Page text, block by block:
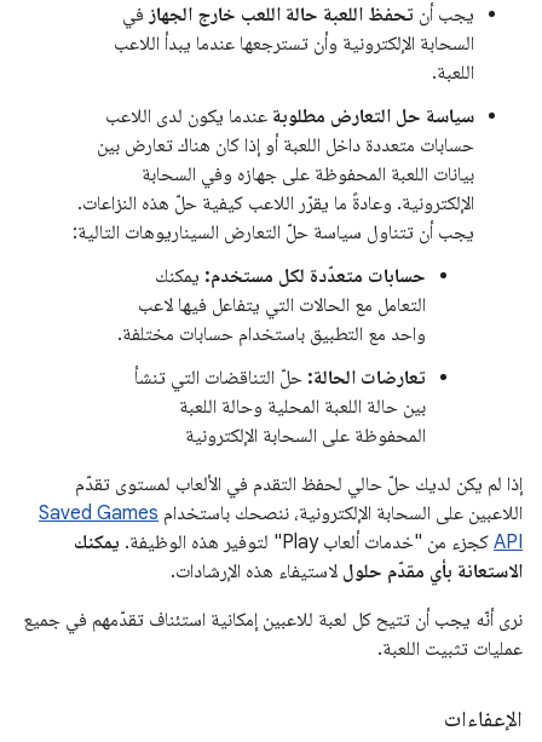
يجب أن تحفظ اللعبة حالة اللعب خارج الجهاز في
السحابة الإلكترونية وأن تسترجعها عندما يبدأ اللاعب
اللعبة.
سياسة حل التعارض مطلوبة عندما يكون لدى اللاعب
حسابات متعددة داخل اللعبة أو إذا كان هناك تعارض بين
بيانات اللعبة المحفوظة على جهازه وفي السحابة
الإلكترونية. وعادةً ما يقرّر اللاعب كيفية حلّ هذه النزاعات.
يجب أن تتناول سياسة حلّ التعارض السيناريوهات التالية:
حسابات متعدّدة لكل مستخدم: يمكنك
التعامل مع الحالات التي يتفاعل فيها لاعب
واحد مع التطبيق باستخدام حسابات مختلفة.
تعارضات الحالة: حلّ التناقضات التي تنشأ
بين حالة اللعبة المحلية وحالة اللعبة
المحفوظة على السحابة الإلكترونية
إذا لم يكن لديك حلّ حالي لحفظ التقدم في الألعاب لمستوى تقدّم
اللاعبين على السحابة الإلكترونية، ننصحك باستخدام Saved Games
API كجزء من "خدمات ألعاب Play" لتوفير هذه الوظيفة.
يمكنك
الاستعانة بأي مقدّم حلول لاستيفاء هذه الإرشادات.
نرى أنّه يجب أن تتيح كل لعبة للاعبين إمكانية استئناف تقدّمهم في جميع
عمليات تثبيت اللعبة.
الإعفاءات